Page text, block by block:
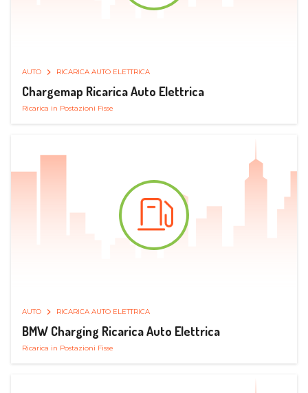
AUTO RICARICA AUTO ELETTRICA
Chargemap Ricarica Auto Elettrica
Ricarica in Postazioni Fisse
AUTO RICARICA AUTO ELETTRICA
BMW Charging Ricarica Auto Elettrica
Ricarica in Postazioni Fisse